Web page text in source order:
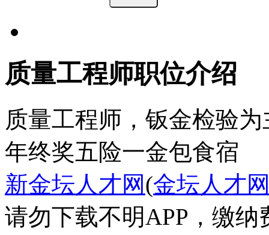
质量工程师职位介绍
质量工程师，钣金检验为
年终奖五险一金包食宿
新金坛人才网(金坛人才
请勿下载不明APP，缴